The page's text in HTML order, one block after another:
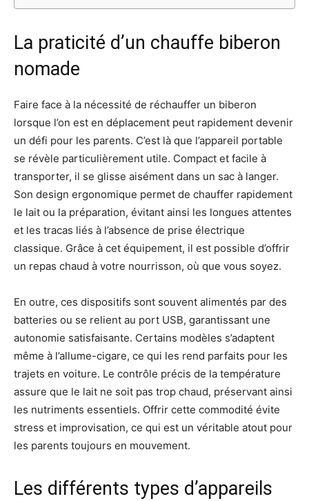
La praticité d’un chauffe biberon
nomade
Faire face à la nécessité de réchauffer un biberon
lorsque l’on est en déplacement peut rapidement devenir
un défi pour les parents. C’est là que l’appareil portable
se révèle particulièrement utile. Compact et facile à
transporter, il se glisse aisément dans un sac à langer.
Son design ergonomique permet de chauffer rapidement
le lait ou la préparation, évitant ainsi les longues attentes
et les tracas liés à l’absence de prise électrique
classique. Grâce à cet équipement, il est possible d’offrir
un repas chaud à votre nourrisson, où que vous soyez.
En outre, ces dispositifs sont souvent alimentés par des
batteries ou se relient au port USB, garantissant une
autonomie satisfaisante. Certains modèles s’adaptent
même à l’allume-cigare, ce qui les rend parfaits pour les
trajets en voiture. Le contrôle précis de la température
assure que le lait ne soit pas trop chaud, préservant ainsi
les nutriments essentiels. Offrir cette commodité évite
stress et improvisation, ce qui est un véritable atout pour
les parents toujours en mouvement.
Les différents types d’appareils